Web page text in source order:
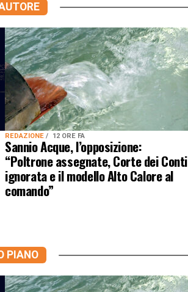
REDAZIONE 12 ORE FA
Sannio Acque, l’opposizione:
“Poltrone assegnate, Corte dei Conti
ignorata e il modello Alto Calore al
comando”
PIANO